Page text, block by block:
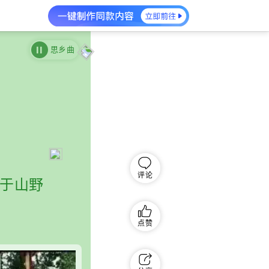
思乡曲
山野
评论
点赞